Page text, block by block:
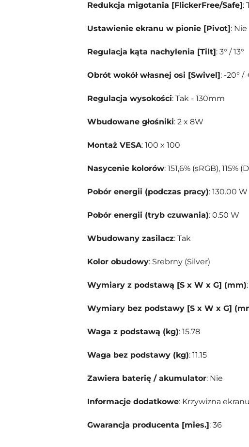
Redukcja migotania [FlickerFree/Safe]:
Ustawienie ekranu w pionie [Pivot]: Nie
Regulacja kąta nachylenia [Tilt]: 3° / 13°
Obrót wokół własnej osi [Swivel]: -20° /
Regulacja wysokości: Tak - 130mm
Wbudowane głośniki: 2 x 8W
Montaż VESA: 100 x 100
Nasycenie kolorów: 151,6% (sRGB), 115%
Pobór energii (podczas pracy): 130.00 W
Pobór energii (tryb czuwania): 0.50 W
Wbudowany zasilacz: Tak
Kolor obudowy: Srebrny (Silver)
Wymiary z podstawą [S x W x G] (mm)
Wymiary bez podstawy [S x W x G]
Waga z podstawą (kg): 15.78
Waga bez podstawy (kg): 11.15
Zawiera baterię / akumulator: Nie
Informacje dodatkowe: Krzywizna
Gwarancja producenta [mies.]: 36